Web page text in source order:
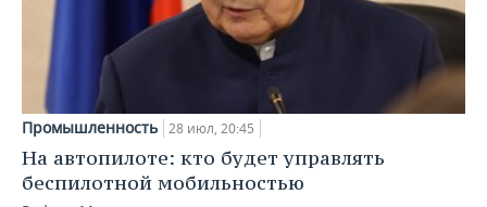
Промышленность 28 июл, 20:45
На автопилоте: кто будет управлять
беспилотной мобильностью